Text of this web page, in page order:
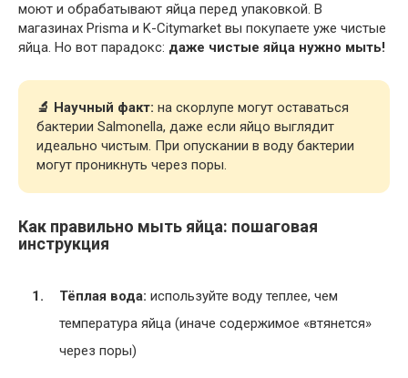
моют и обрабатывают яйца перед упаковкой. В
магазинах Prisma и K-Citymarket вы покупаете уже чистые
яйца. Но вот парадокс: даже чистые яйца нужно мыть!
🔬 Научный факт: на скорлупе могут оставаться
бактерии Salmonella, даже если яйцо выглядит
идеально чистым. При опускании в воду бактерии
могут проникнуть через поры.
Как правильно мыть яйца: пошаговая
инструкция
Тёплая вода: используйте воду теплее, чем
температура яйца (иначе содержимое «втянется»
через поры)